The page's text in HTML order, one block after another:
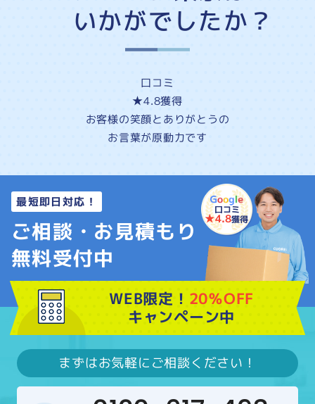
いかがでしたか？
口コミ
★4.8獲得
お客様の笑顔とありがとうの
お言葉が原動力です
最短即日対応！
ご相談・お見積もり
無料受付中
口コミ
★4.8獲得
WEB限定！ 20％OFF
キャンペーン中
まずはお気軽にご相談ください！